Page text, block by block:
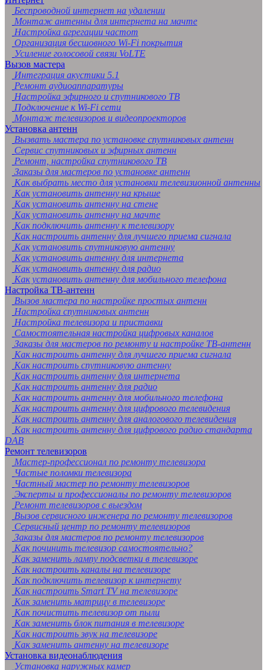
Беспроводной интернет на удалении
Монтаж антенны для интернета на мачте
Настройка агрегации частот
Организация бесшовного Wi-Fi покрытия
Усиление голосовой связи VoLTE
Вызов мастера
Интеграция акустики 5.1
Ремонт аудиоаппаратуры
Настройка эфирного и спутникового ТВ
Подключение к Wi-Fi сети
Монтаж телевизоров и видеопроекторов
Установка антенн
Вызвать мастера по установке спутниковых антенн
Сервис спутниковых и эфирных антенн
Ремонт, настройка спутникового ТВ
Заказы для мастеров по установке антенн
Как выбрать место для установки телевизионной антенны
Как установить антенну на крыше
Как установить антенну на стене
Как установить антенну на мачте
Как подключить антенну к телевизору
Как настроить антенну для лучшего приема сигнала
Как установить спутниковую антенну
Как установить антенну для интернета
Как установить антенну для радио
Как установить антенну для мобильного телефона
Настройка ТВ-антенн
Вызов мастера по настройке простых антенн
Настройка спутниковых антенн
Настройка телевизора и приставки
Самостоятельная настройка цифровых каналов
Заказы для мастеров по ремонту и настройке ТВ-антенн
Как настроить антенну для лучшего приема сигнала
Как настроить спутниковую антенну
Как настроить антенну для интернета
Как настроить антенну для радио
Как настроить антенну для мобильного телефона
Как настроить антенну для цифрового телевидения
Как настроить антенну для аналогового телевидения
Как настроить антенну для цифрового радио стандарта
DAB
Ремонт телевизоров
Мастер-профессионал по ремонту телевизора
Частые поломки телевизора
Частный мастер по ремонту телевизоров
Эксперты и профессионалы по ремонту телевизоров
Ремонт телевизоров с выездом
Вызов сервисного инженера по ремонту телевизоров
Сервисный центр по ремонту телевизоров
Заказы для мастеров по ремонту телевизоров
Как починить телевизор самостоятельно?
Как заменить лампу подсветки в телевизоре
Как настроить каналы на телевизоре
Как подключить телевизор к интернету
Как настроить Smart TV на телевизоре
Как заменить матрицу в телевизоре
Как почистить телевизор от пыли
Как заменить блок питания в телевизоре
Как настроить звук на телевизоре
Как заменить антенну на телевизоре
Установка видеонаблюдения
Установка наружных камер